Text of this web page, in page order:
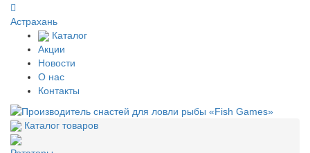
Астрахань
Каталог
Акции
Новости
О нас
Контакты
Каталог товаров